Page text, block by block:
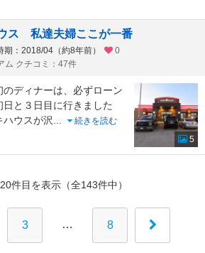
ス 私達夫婦ここが一番
期：2018/04（約8年前）
0
ム クチコミ：47件
ディナーは、必ずローン
と３日目に行きました
ウスが沢
続きを読む
5
件目を表示（全143件中）
3 … 8